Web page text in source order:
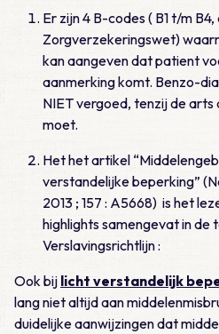
Er zijn 4 B-codes ( B1 t/m
Zorgverzekeringswet)
kan aangeven dat patient
aanmerking komt. Benzo-
NIET vergoed, tenzij de
moet.
Het het artikel
verstandelijke beperking”
2013 ; 157 : A5668) is het
highlights samengevat in de
Verslavingsrichtlijn :
Ook bij licht verstandelijk
lang niet altijd aan
duidelijke aanwijzingen dat